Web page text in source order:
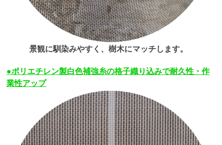
景観に馴染みやすく、樹木にマッチします。
●ポリエチレン製白色補強糸の格子織り込みで耐久性・作
業性アップ